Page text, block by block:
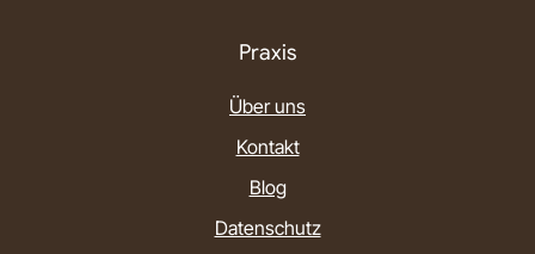
Praxis
Über uns
Kontakt
Blog
Datenschutz